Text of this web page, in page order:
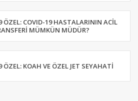
ÖZEL: COVID-19 HASTALARININ ACIL
MÜMKÜN MÜDÜR?
ÖZEL: KOAH VE ÖZEL JET SEYAHATI